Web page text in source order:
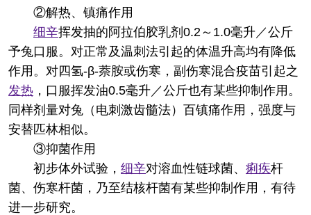
②解热、镇痛作用
细辛挥发抽的阿拉伯胶乳剂0.2～1.0毫升／公斤
予兔口服。对正常及温刺法引起的体温升高均有降低
作用。对四氢-β-萘胺或伤寒，副伤寒混合疫苗引起之
发热 ，口服挥发油0.5毫升／公斤也有某些抑制作用。
同样剂量对兔（电刺激齿髓法）百镇痛作用，强度与
安替匹林相似。
③抑菌作用
初步体外试验， 细辛对溶血性链球菌、 痢疾杆
菌、伤寒杆菌，乃至结核杆菌有某些抑制作用，有待
进一步研究。